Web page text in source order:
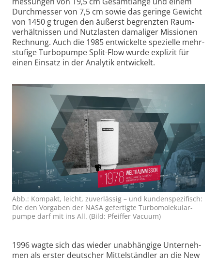
Durchmes­ser von 7,5 cm sowie das ge­ringe Ge­wicht
von 1450 g tru­gen den äu­ßerst be­grenz­ten Raum­
ver­hält­nissen und Nutz­lasten dama­liger Missi­onen
Rech­nung. Auch die 1985 entwi­ckelte spezi­elle mehr­
stu­fige Tur­bo­pumpe Split-Flow wurde expli­zit für
einen Ein­satz in der Analy­tik entwi­ckelt.
Abb.: Kompakt, leicht, zuver­lässig – und kunden­spezifisch:
Die den Vor­gaben der NASA gefer­tigte Turbo­mole­kular­
pumpe darf mit ins All. (Bild: Pfeiffer Vacuum)
1996 wagte sich das wie­der unab­hän­gige Unter­neh­
men als erster deut­scher Mit­tel­ständ­ler an die New